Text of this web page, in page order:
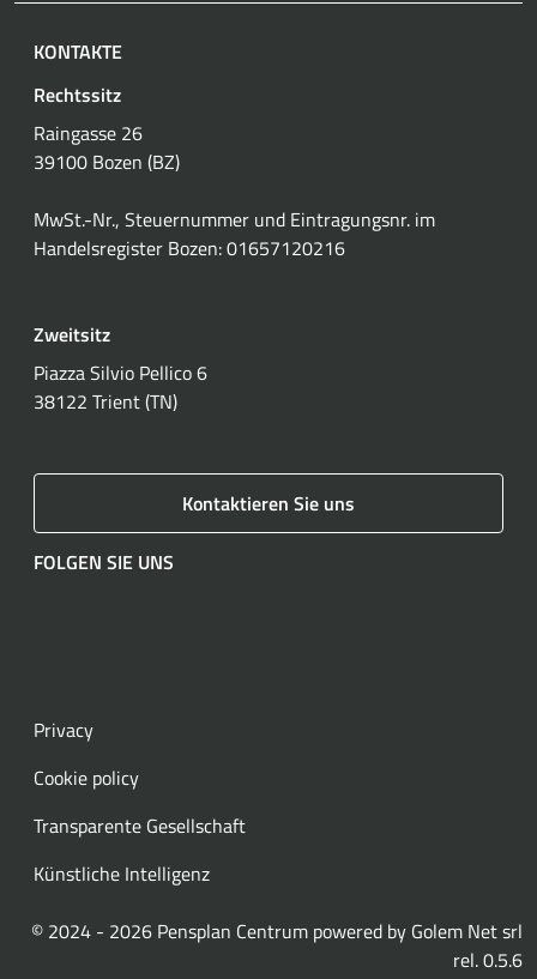
KONTAKTE
Rechtssitz
Raingasse 26
39100 Bozen (BZ)
MwSt.-Nr., Steuernummer und Eintragungsnr. im
Handelsregister Bozen: 01657120216
Zweitsitz
Piazza Silvio Pellico 6
38122 Trient (TN)
Kontaktieren Sie uns
FOLGEN SIE UNS
Privacy
Cookie policy
Transparente Gesellschaft
Künstliche Intelligenz
© 2024 - 2026 Pensplan Centrum powered by Golem Net srl
rel. 0.5.6